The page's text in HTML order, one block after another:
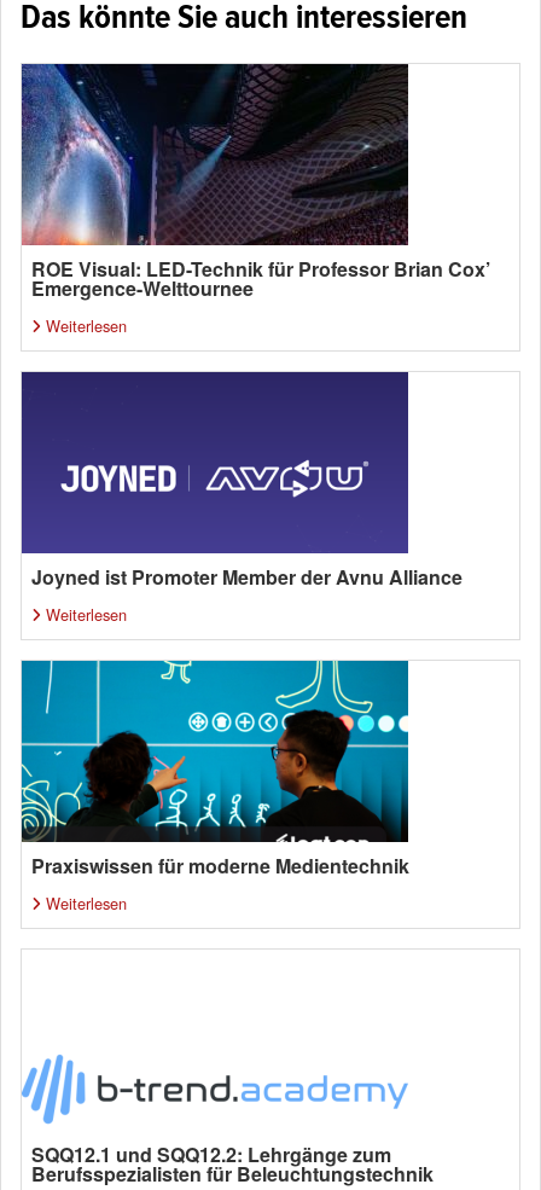
Das könnte Sie auch interessieren
ROE Visual: LED-Technik für Professor Brian Cox’
Emergence-Welttournee
Weiterlesen
Joyned ist Promoter Member der Avnu Alliance
Weiterlesen
Praxiswissen für moderne Medientechnik
Weiterlesen
SQQ12.1 und SQQ12.2: Lehrgänge zum
Berufsspezialisten für Beleuchtungstechnik